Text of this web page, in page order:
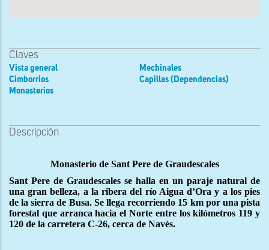
Claves
Vista general
Cimborrios
Monasterios
Mechinales
Capillas (Dependencias)
Descripción
Monasterio de Sant Pere de Graudescales
Sant Pere de Graudescales se halla en un paraje natural de
una gran belleza, a la ribera del río Aigua d’Ora y a los pies
de la sierra de Busa. Se llega recorriendo 15 km por una pista
forestal que arranca hacia el Norte entre los kilómetros 119 y
120 de la carretera C-26, cerca de Navès.